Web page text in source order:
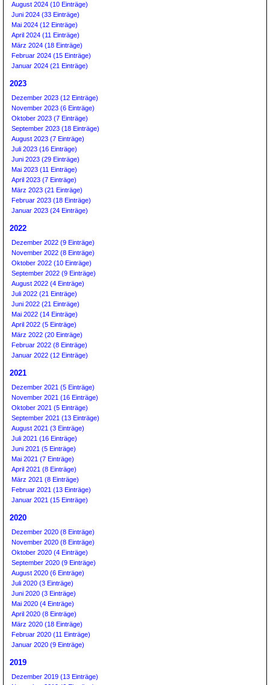
August 2024 (10 Einträge)
Juni 2024 (33 Einträge)
Mai 2024 (12 Einträge)
April 2024 (11 Einträge)
März 2024 (18 Einträge)
Februar 2024 (15 Einträge)
Januar 2024 (21 Einträge)
2023
Dezember 2023 (12 Einträge)
November 2023 (6 Einträge)
Oktober 2023 (7 Einträge)
September 2023 (18 Einträge)
August 2023 (7 Einträge)
Juli 2023 (16 Einträge)
Juni 2023 (29 Einträge)
Mai 2023 (11 Einträge)
April 2023 (7 Einträge)
März 2023 (21 Einträge)
Februar 2023 (18 Einträge)
Januar 2023 (24 Einträge)
2022
Dezember 2022 (9 Einträge)
November 2022 (8 Einträge)
Oktober 2022 (10 Einträge)
September 2022 (9 Einträge)
August 2022 (4 Einträge)
Juli 2022 (21 Einträge)
Juni 2022 (21 Einträge)
Mai 2022 (14 Einträge)
April 2022 (5 Einträge)
März 2022 (20 Einträge)
Februar 2022 (8 Einträge)
Januar 2022 (12 Einträge)
2021
Dezember 2021 (5 Einträge)
November 2021 (16 Einträge)
Oktober 2021 (5 Einträge)
September 2021 (13 Einträge)
August 2021 (3 Einträge)
Juli 2021 (16 Einträge)
Juni 2021 (5 Einträge)
Mai 2021 (7 Einträge)
April 2021 (8 Einträge)
März 2021 (8 Einträge)
Februar 2021 (13 Einträge)
Januar 2021 (15 Einträge)
2020
Dezember 2020 (8 Einträge)
November 2020 (8 Einträge)
Oktober 2020 (4 Einträge)
September 2020 (9 Einträge)
August 2020 (6 Einträge)
Juli 2020 (3 Einträge)
Juni 2020 (3 Einträge)
Mai 2020 (4 Einträge)
April 2020 (8 Einträge)
März 2020 (18 Einträge)
Februar 2020 (11 Einträge)
Januar 2020 (9 Einträge)
2019
Dezember 2019 (13 Einträge)